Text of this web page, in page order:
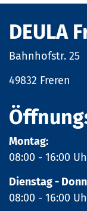
DEULA
Bahnhofstr. 25
49832 Freren
Montag:
08:00 - 16:00
Dienstag -
08:00 - 16:00